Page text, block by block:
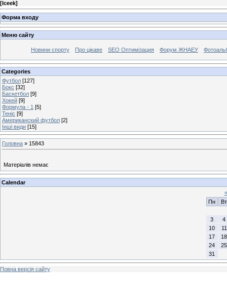
[Iceek]
Форма входу
Меню сайту
Новини спорту Про цікаве SEO Оптимізация Форум ЖНАЕУ
Categories
Футбол [127]
Бокс [32]
Баскетбол [9]
Хокей [9]
Формула - 1 [5]
Теніс [9]
Американский футбол [2]
Інші види [15]
Головна » 15843
Матеріалів немає
Calendar
«
Пн
Вт
3
4
10
11
17
18
24
25
31
Повна версія сайту